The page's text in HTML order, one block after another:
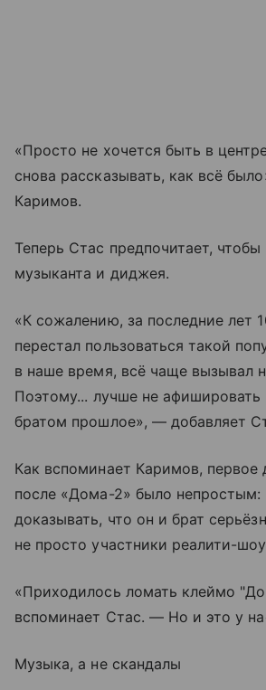
«Просто не хочется быть в
снова рассказывать, как всё
Каримов.
Теперь Стас предпочитает, чтобы
музыканта и диджея.
«К сожалению, за последние лет
перестал пользоваться такой
в наше время, всё чаще вызывал
Поэтому... лучше не афишировать
братом прошлое», — добавляет
Как вспоминает Каримов, первое
после «Дома-2» было непростым:
доказывать, что он и брат
не просто участники реалити-
«Приходилось ломать клеймо
вспоминает Стас. — Но и это у
Музыка, а не скандалы